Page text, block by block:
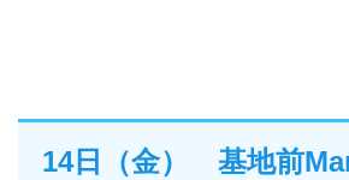
14日（金） 基地前